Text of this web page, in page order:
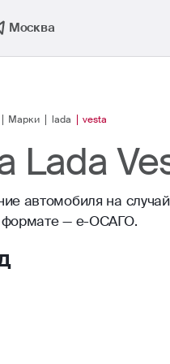
Москва
Марки lada vesta
Lada
автомобиля на
формате — е-ОСАГО.